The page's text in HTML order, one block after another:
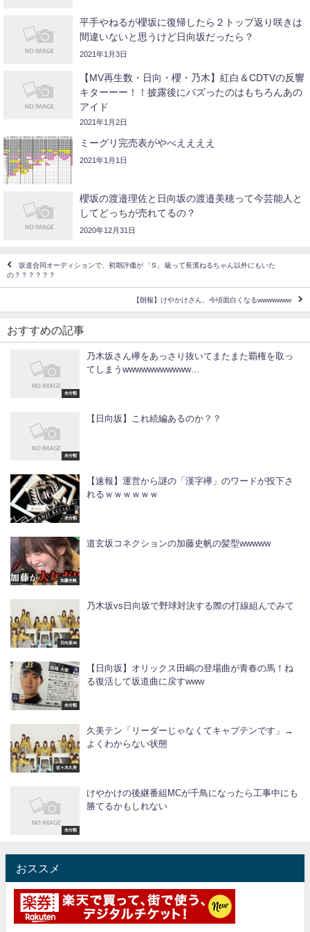
平手やねるが櫻坂に復帰したら２トップ返り咲きは
間違いないと思うけど日向坂だったら？
2021年1月3日
【MV再生数・日向・櫻・乃木】紅白＆CDTVの反響
キターーー！！披露後にバズったのはもちろんあの
アイド
2021年1月2日
ミーグリ完売表がやべええええ
2021年1月1日
櫻坂の渡邉理佐と日向坂の渡邉美穂って今芸能人と
してどっちが売れてるの？
2020年12月31日
坂道合同オーディションで、初期評価が 「S」 級って長濱ねるちゃん以外にもいた
の？？？？？？
【朗報】けやかけさん、今頃面白くなるwwwwwww
おすすめの記事
未分類
乃木坂さん欅をあっさり抜いてまたまた覇権を取っ
てしまうwwwwwwwwwww…
未分類
【日向坂】これ続編あるのか？？
未分類
【速報】運営から謎の「漢字欅」のワードが投下さ
れるｗｗｗｗｗｗ
加藤史帆
道玄坂コネクションの加藤史帆の髪型wwwww
日向坂46
乃木坂vs日向坂で野球対決する際の打線組んでみて
未分類
【日向坂】オリックス田嶋の登場曲が青春の馬！ね
る復活して坂道曲に戻すwww
佐々木久美
久美テン「リーダーじゃなくてキャプテンです」→
よくわからない状態
未分類
けやかけの後継番組MCが千鳥になったら工事中にも
勝てるかもしれない
おススメ